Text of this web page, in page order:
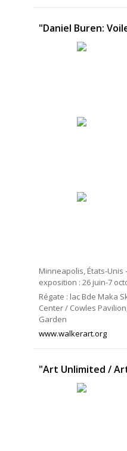
"Daniel Buren:
Minneapolis, États-Unis
exposition : 26 juin-7
Régate : lac Bde Maka
Center / Cowles
Garden
www.walkerart.org
"Art Unlimited /